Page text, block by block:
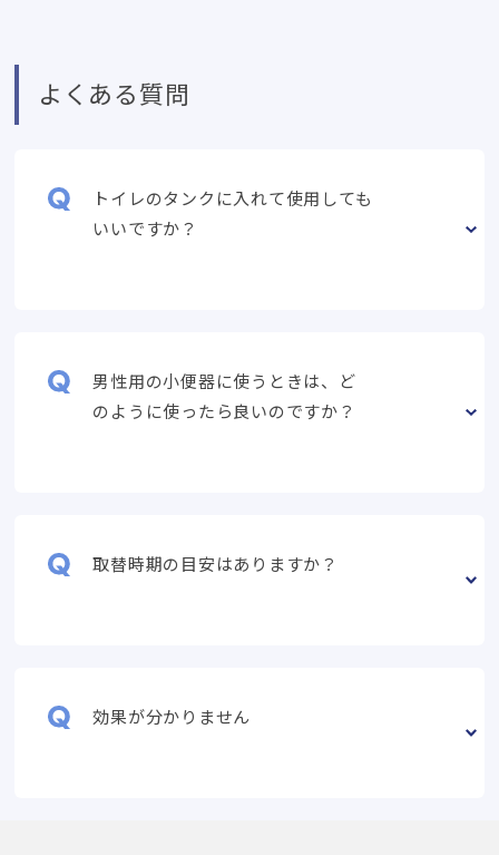
よくある質問
トイレのタンクに入れて使用しても
いいですか？
男性用の小便器に使うときは、ど
のように使ったら良いのですか？
取替時期の目安はありますか？
効果が分かりません